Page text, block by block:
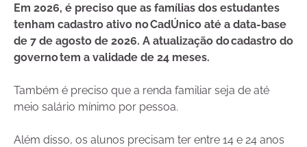
Em 2026, é preciso que as famílias dos estudantes
tenham cadastro ativo no CadÚnico até a data-base
de 7 de agosto de 2026. A atualização do cadastro do
governo tem a validade de 24 meses.
Também é preciso que a renda familiar seja de até
meio salário mínimo por pessoa.
Além disso, os alunos precisam ter entre 14 e 24 anos